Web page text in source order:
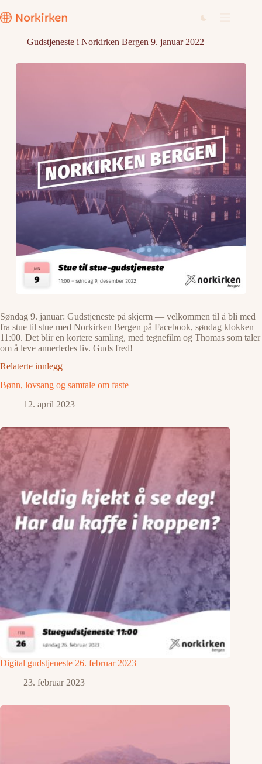
til
innholdet
Gudstjeneste i Norkirken Bergen 9. januar 2022
Søndag 9. januar: Gudstjeneste på skjerm — velkommen til å bli med
fra stue til stue med Norkirken Bergen på Facebook, søndag klokken
11:00. Det blir en kortere samling, med tegnefilm og Thomas som taler
om å leve annerledes liv. Guds fred!
Relaterte innlegg
Bønn, lovsang og samtale om faste
12. april 2023
Digital gudstjeneste 26. februar 2023
23. februar 2023